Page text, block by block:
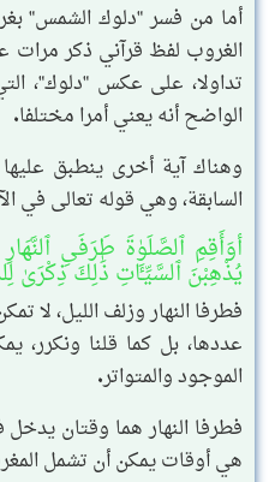
أما من فسر "دلوك الشمس"
الغروب لفظ قرآني ذكر مرات
تداولا، على عكس "دلوك"،
الواضح أنه يعني أمرا مختلفا.
وهناك آية أخرى ينطبق
السابقة، وهي قوله تعالى في الآية 114 من سورة
أوَأَقِمِ ٱلصَّلَوٰةَ طَرَفَىِ
يُذْهِبْنَ ٱلسَّيِّـَٔاتِ ذَٰلِكَ ذِكْرَىٰ
فطرفا النهار وزلف الليل، لا
عددها، بل كما قلنا ونكرر،
الموجود والمتواتر.
فطرفا النهار هما وقتان يدخل
هي أوقات يمكن أن تشمل